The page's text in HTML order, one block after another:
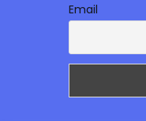
Email